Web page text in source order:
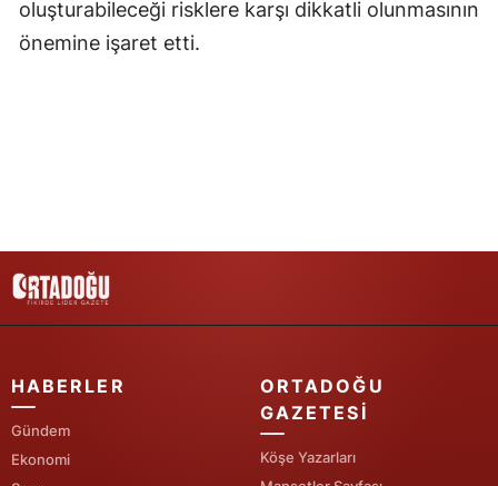
Tokat
Trabzon
oluşturabileceği risklere karşı dikkatli olunmasının
önemine işaret etti.
HABERLER
Gündem
Ekonomi
ORTADOĞU
GAZETESI
Köşe Yazarları